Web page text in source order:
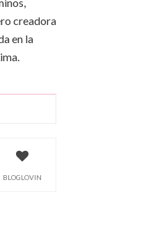
creadora
en la
BLOGLOVIN